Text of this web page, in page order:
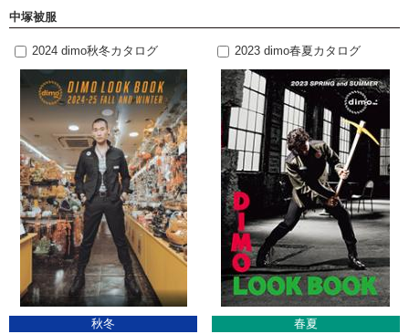
中塚被服
2024 dimo秋冬カタログ
秋冬
2023 dimo春夏カタログ
春夏